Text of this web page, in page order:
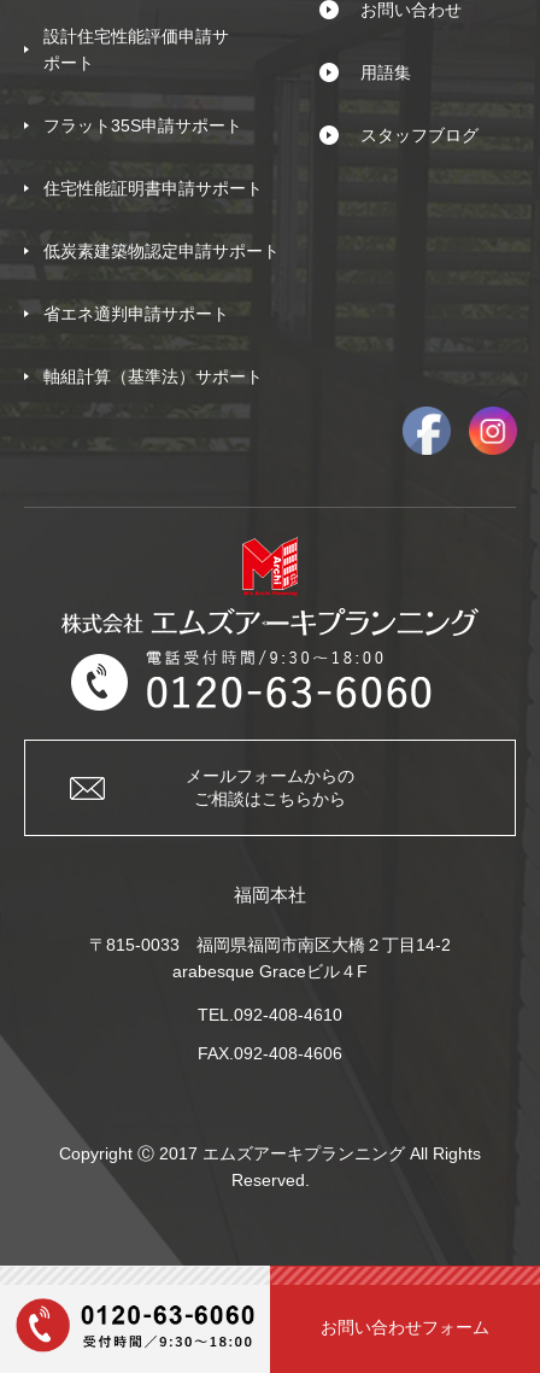
お問い合わせフォーム
設計住宅性能評価申請サ
ポート
フラット35S申請サポート
住宅性能証明書申請サポート
低炭素建築物認定申請サポート
省エネ適判申請サポート
軸組計算（基準法）サポート
お問い合わせ
用語集
スタッフブログ
メールフォームからの
ご相談はこちらから
福岡本社
〒815-0033 福岡県福岡市南区大橋２丁目14-2
arabesque Graceビル４F
TEL.092-408-4610
FAX.092-408-4606
Copyright Ⓒ 2017 エムズアーキプランニング All Rights
Reserved.